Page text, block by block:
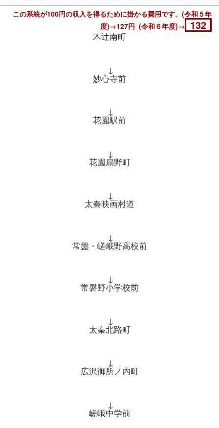
この系統が100円の収入を得るために掛かる費用です。(令和５年
度)→127円 (令和６年度)→
132
木辻南町
↓
妙心寺前
↓
花園駅前
↓
花園扇野町
↓
太秦映画村道
↓
常盤・嵯峨野高校前
↓
常磐野小学校前
↓
太秦北路町
↓
広沢御所ノ内町
↓
嵯峨中学前